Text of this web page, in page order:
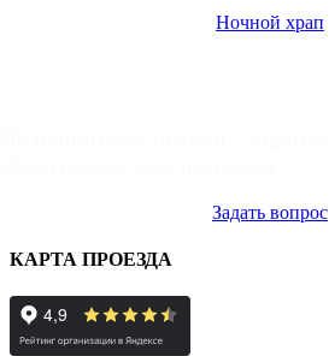
Ночной храп
Задать вопрос
КАРТА ПРОЕЗДА